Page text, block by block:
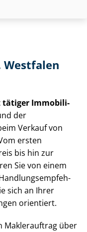
tätiger Im­mo­bi­li­
der
Verkauf von
ersten
bis hin zur
Sie von einem
sich an Ihrer
orientiert.
Maklerauftrag über